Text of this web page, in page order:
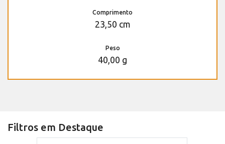
Comprimento
23,50 cm
Peso
40,00 g
Filtros em Destaque